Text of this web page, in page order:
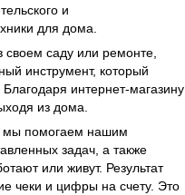
и
для дома.
своем саду или ремонте,
инструмент, который
интернет-магазину
из дома.
мы помогаем нашим
задач, а также
или живут. Результат
чеки и цифры на счету. Это